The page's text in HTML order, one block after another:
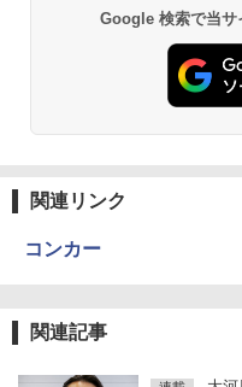
Google 検索で当サ
関連リンク
コンカー
関連記事